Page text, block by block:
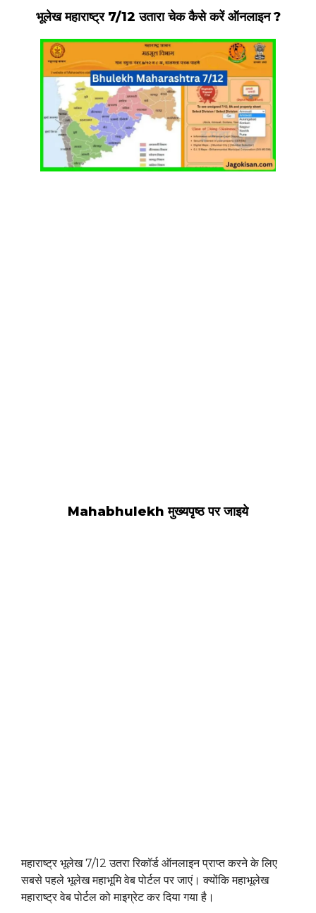
भूलेख महाराष्ट्र 7/12 उतारा चेक कैसे करें ऑनलाइन ?
Mahabhulekh मुख्यपृष्ठ पर जाइये
महाराष्ट्र भूलेख 7/12 उतरा रिकॉर्ड ऑनलाइन प्राप्त करने के लिए
सबसे पहले भूलेख महाभूमि वेब पोर्टल पर जाएं। क्योंकि महाभूलेख
महाराष्ट्र वेब पोर्टल को माइग्रेट कर दिया गया है।